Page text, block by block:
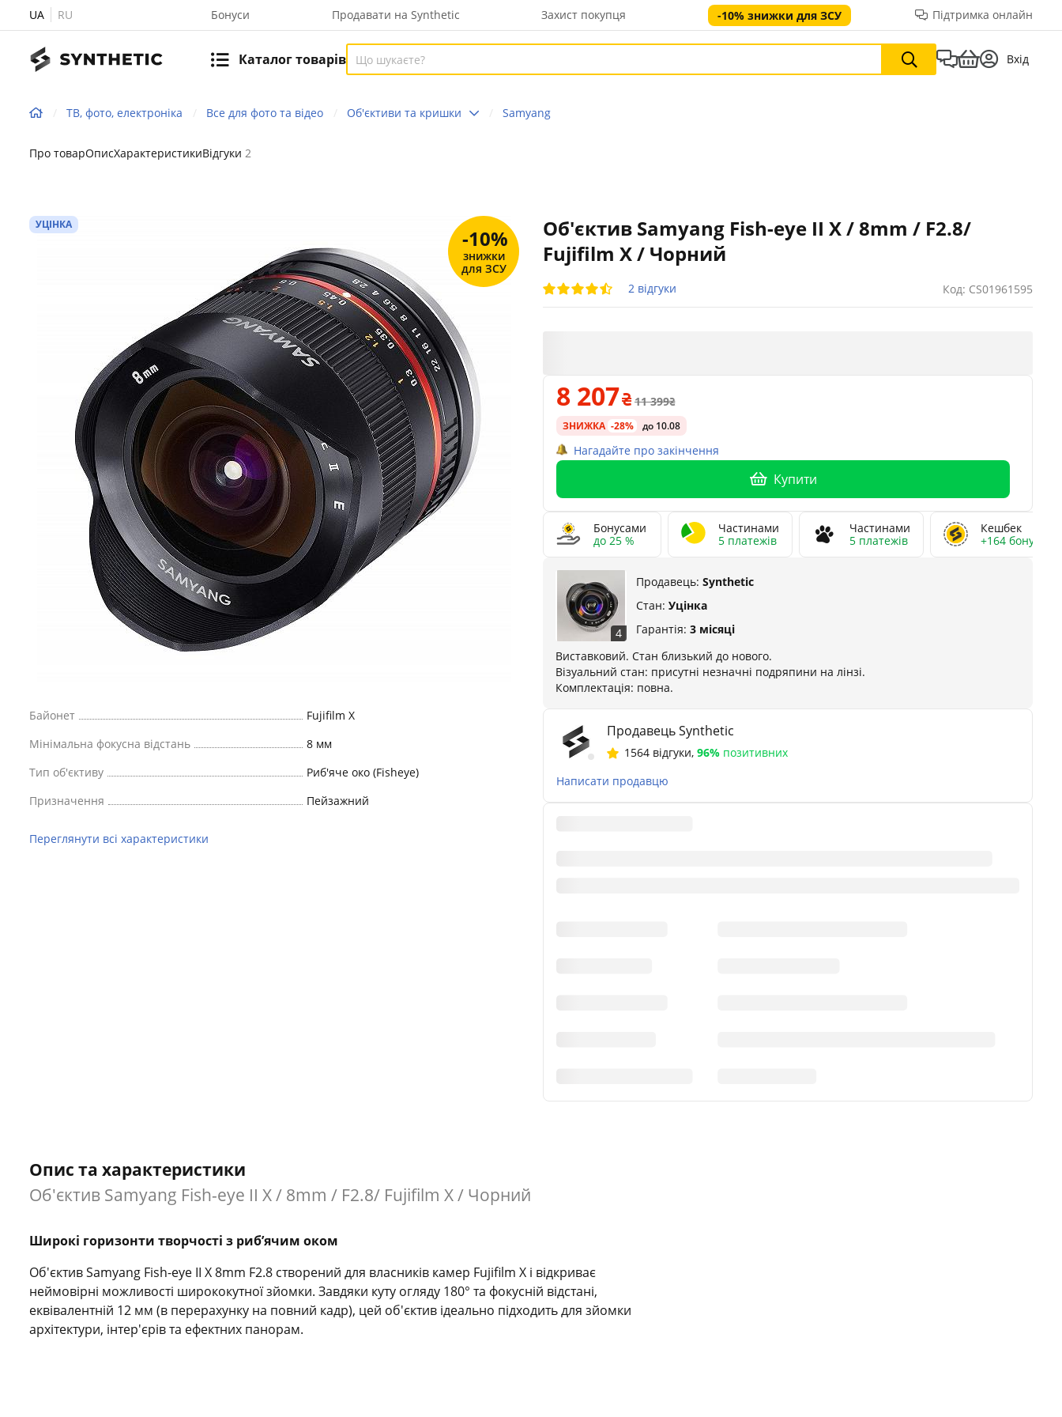
UA RU Бонуси Продавати на Synthetic Захист покупця -10% знижки для ЗСУ Підтримка онлайн
Каталог товарів Вхід
ТВ, фото, електроніка Все для фото та відео Об'єктиви та кришки Samyang
Про товарОписХарактеристикиВідгуки 2
Об'єктив Samyang Fish-eye II X / 8mm / F2.8/
Fujifilm X / Чорний
2 відгуки Код: CS01961595
УЦІНКА
-10%
знижки
для ЗСУ
Байонет
Fujifilm X
Мінімальна фокусна відстань
8 мм
Тип об'єктиву
Риб'яче око (Fisheye)
Призначення
Пейзажний
Переглянути всі характеристики
8 207 11 399
ЗНИЖКА -28% до 10.08
Нагадайте про закінчення
Купити
Бонусами
до 25 %
Частинами
5 платежів
Частинами
5 платежів
Кешбек
+164 бонусів
4
Продавець: Synthetic
Стан: Уцінка
Гарантія: 3 місяці
Виставковий. Стан близький до нового.
Візуальний стан: присутні незначні подряпини на лінзі.
Комплектація: повна.
Продавець Synthetic
1564 відгуки, 96% позитивних
Написати продавцю
Опис та характеристики
Об'єктив Samyang Fish-eye II X / 8mm / F2.8/ Fujifilm X / Чорний
Широкі горизонти творчості з риб’ячим оком
Об'єктив Samyang Fish-eye II X 8mm F2.8 створений для власників камер Fujifilm X і відкриває
неймовірні можливості ширококутної зйомки. Завдяки куту огляду 180° та фокусній відстані,
еквівалентній 12 мм (в перерахунку на повний кадр), цей об'єктив ідеально підходить для зйомки
архітектури, інтер'єрів та ефектних панорам.